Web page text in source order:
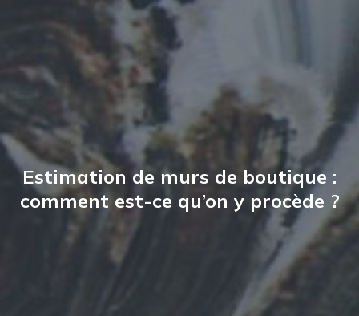
Estimation de murs de boutique :
comment est-ce qu’on y procède ?